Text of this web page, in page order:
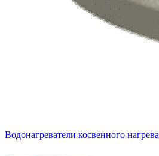
Водонагреватели косвенного нагрева